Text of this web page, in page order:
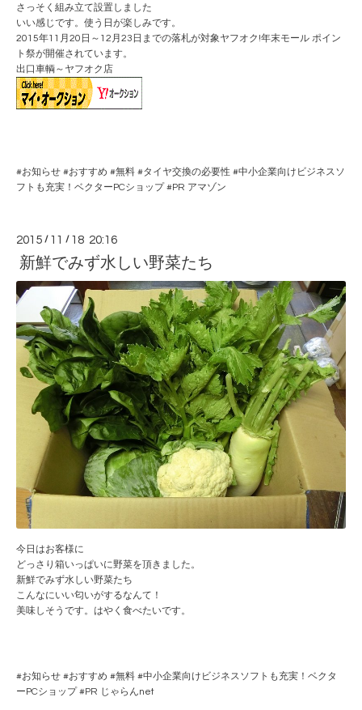
さっそく組み立て設置しました
いい感じです。使う日が楽しみです。
2015年11月20日～12月23日までの落札が対象ヤフオク!年末モール ポイン
ト祭が開催されています。
出口車輌～ヤフオク店
#お知らせ #おすすめ #無料 #タイヤ交換の必要性 #中小企業向けビジネスソ
フトも充実！ベクターPCショップ #PR アマゾン
2015 / 11 / 18 20:16
新鮮でみず水しい野菜たち
今日はお客様に
どっさり箱いっぱいに野菜を頂きました。
新鮮でみず水しい野菜たち
こんなにいい匂いがするなんて！
美味しそうです。はやく食べたいです。
#お知らせ #おすすめ #無料 #中小企業向けビジネスソフトも充実！ベクタ
ーPCショップ #PR じゃらんnet